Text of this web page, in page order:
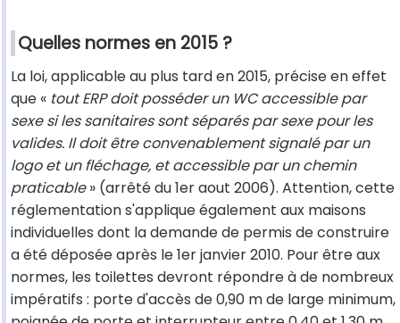
Quelles normes en 2015 ?
La loi, applicable au plus tard en 2015, précise en effet
que « tout ERP doit posséder un WC accessible par
sexe si les sanitaires sont séparés par sexe pour les
valides. Il doit être convenablement signalé par un
logo et un fléchage, et accessible par un chemin
praticable» (arrêté du 1er aout 2006). Attention, cette
réglementation s'applique également aux maisons
individuelles dont la demande de permis de construire
a été déposée après le 1er janvier 2010. Pour être aux
normes, les toilettes devront répondre à de nombreux
impératifs : porte d'accès de 0,90 m de large minimum,